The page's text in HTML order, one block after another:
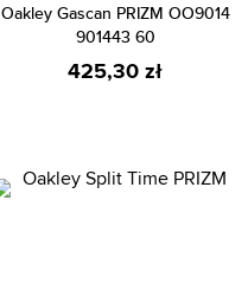
Oakley Gascan PRIZM OO9014
901443 60
425,30 zł